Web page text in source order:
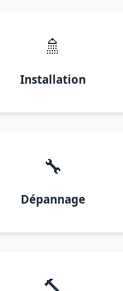
🚿
Installation
🔧
Dépannage